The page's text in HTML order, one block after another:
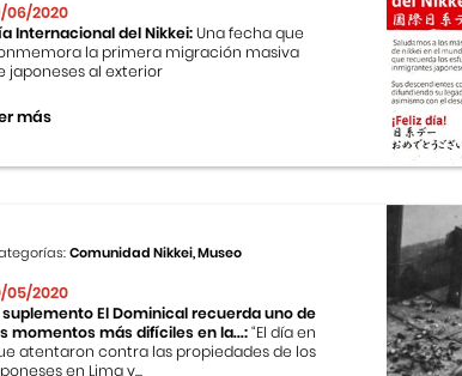
06/2020
Internacional del Nikkei:Una fecha que
la primera migración masiva
japoneses al exterior
más
Comunidad Nikkei, Museo
05/2020
suplemento El Dominical recuerda uno de
momentos más difíciles en la...:“El día en
atentaron contra las propiedades de los
en Lima y...